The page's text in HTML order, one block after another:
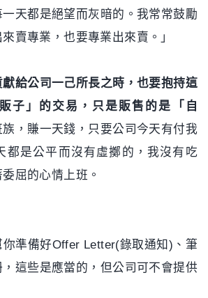
天都是絕望而灰暗的。我常常鼓勵
賣專業，也要專業出來賣。」
獻給公司一己所長之時，也要抱持這
子」的交易，只是販售的是「自
族，賺一天錢，只要公司今天有付我
都是公平而沒有虛擲的，我沒有吃
屈的心情上班。
準備好Offer Letter(錄取通知)、筆
這些是應當的，但公司可不會提供